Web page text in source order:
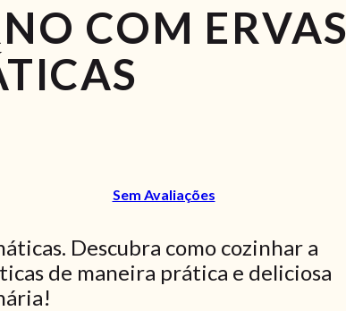
COM ERVAS
Sem Avaliações
Descubra como cozinhar a
de maneira prática e deliciosa